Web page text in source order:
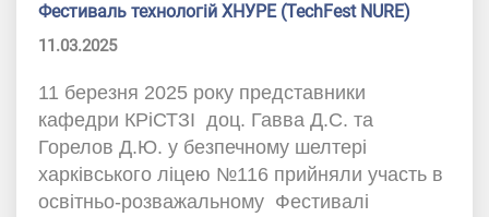
Фестиваль технологій ХНУРЕ (TechFest NURE)
11.03.2025
11 березня 2025 року представники
кафедри КРіСТЗІ доц. Гавва Д.С. та
Горелов Д.Ю. у безпечному шелтері
харківського ліцею №116 прийняли участь в
освітньо-розважальному Фестивалі